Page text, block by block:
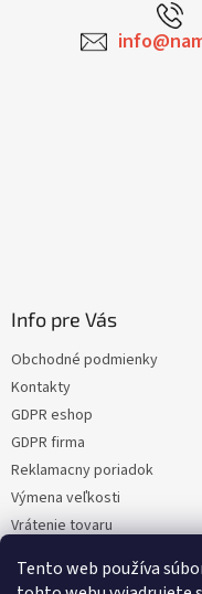
Tento web používa
Info pre Vás
Obchodné podmienky
Kontakty
GDPR eshop
GDPR firma
Reklamacny poriadok
Výmena veľkosti
Vrátenie tovaru
Moja objednávka